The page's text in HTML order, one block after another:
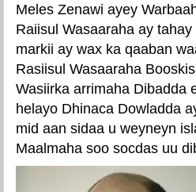
Meles Zenawi ayey
Raiisul Wasaaraha ay
markii ay wax ka qaaban
Rasiisul Wasaaraha
Wasiirka arrimaha Dibadda
helayo Dhinaca Dowladda
mid aan sidaa u weyneyn
Maalmaha soo socdas uu